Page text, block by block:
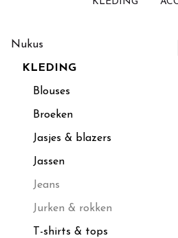
Newlands
Casuals
Nukus
KLEDING
Blouses
Broeken
Jasjes & blazers
Jassen
Jeans
Jurken & rokken
T-shirts & tops